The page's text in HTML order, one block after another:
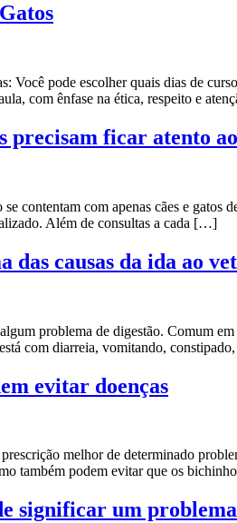
pode escolher quais dias de
com ênfase na ética, respeito e
precisam ficar atento
contentam com apenas cães e gatos
Além de consultas a cada […]
das causas da ida ao
problema de digestão. Comum
com diarreia, vomitando,
evitar doenças
melhor de determinado
também podem evitar que os
significar um